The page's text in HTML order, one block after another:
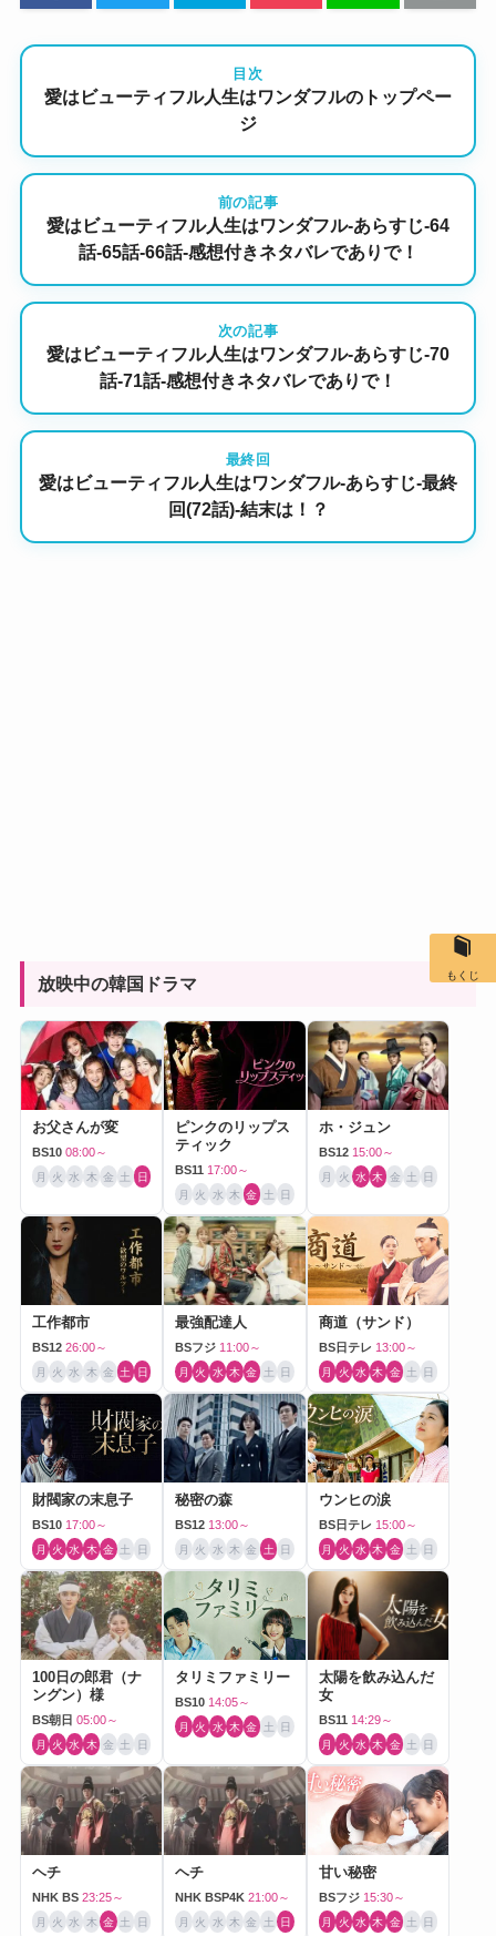
目次
愛はビューティフル人生はワンダフルのトップペー
ジ
前の記事
愛はビューティフル人生はワンダフル-あらすじ-64
話-65話-66話-感想付きネタバレでありで！
次の記事
愛はビューティフル人生はワンダフル-あらすじ-70
話-71話-感想付きネタバレでありで！
最終回
愛はビューティフル人生はワンダフル-あらすじ-最終
回(72話)-結末は！？
放映中の韓国ドラマ
お父さんが変
BS10 08:00～
月 火 水 木 金 土 日
ピンクのリップス
ティック
BS11 17:00～
月 火 水 木 金 土 日
ホ・ジュン
BS12 15:00～
月 火 水 木 金 土 日
工作都市
BS12 26:00～
月 火 水 木 金 土 日
最強配達人
BSフジ 11:00～
月 火 水 木 金 土 日
商道（サンド）
BS日テレ 13:00～
月 火 水 木 金 土 日
財閥家の末息子
BS10 17:00～
月 火 水 木 金 土 日
秘密の森
BS12 13:00～
月 火 水 木 金 土 日
ウンヒの涙
BS日テレ 15:00～
月 火 水 木 金 土 日
100日の郎君（ナ
ングン）様
BS朝日 05:00～
月 火 水 木 金 土 日
タリミファミリー
BS10 14:05～
月 火 水 木 金 土 日
太陽を飲み込んだ
女
BS11 14:29～
月 火 水 木 金 土 日
ヘチ
NHK BS 23:25～
月 火 水 木 金 土 日
ヘチ
NHK BSP4K 21:00～
月 火 水 木 金 土 日
甘い秘密
BSフジ 15:30～
月 火 水 木 金 土 日
もくじ